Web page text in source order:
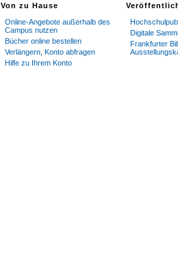
Von zu Hause
Online-Angebote außerhalb des
Campus nutzen
Bücher online bestellen
Verlängern, Konto abfragen
Hilfe zu Ihrem Konto
Digitale
Frankfurter